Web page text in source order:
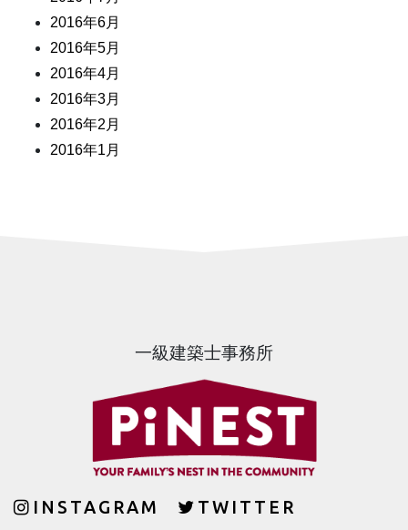
2016年6月
2016年5月
2016年4月
2016年3月
2016年2月
2016年1月
一級建築士事務所
INSTAGRAM
TWITTER